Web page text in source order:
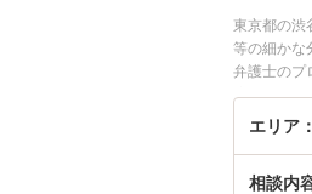
東京都の渋
等の細かな
弁護士のプ
応のトラブ
すすめです。
エリア
相談内